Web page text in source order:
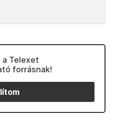
Telexet
forrásnak!